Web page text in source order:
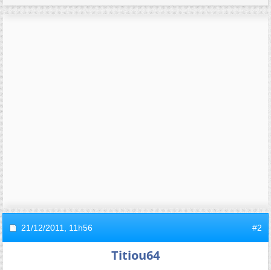
21/12/2011, 11h56 #2
Titiou64